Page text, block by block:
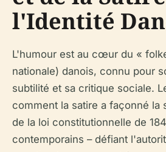
l'Identité
L'humour est au cœur du «
nationale) danois, connu pour
subtilité et sa critique sociale.
comment la satire a façonné la
de la loi constitutionnelle de
contemporains – défiant